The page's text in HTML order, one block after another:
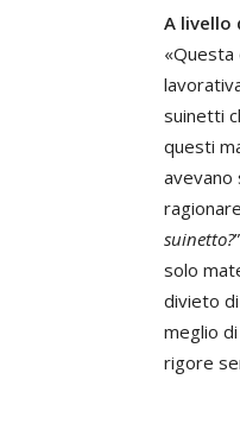
A livello
suinetti
questi
avevano
suinetto?
solo
divieto
meglio
rigore